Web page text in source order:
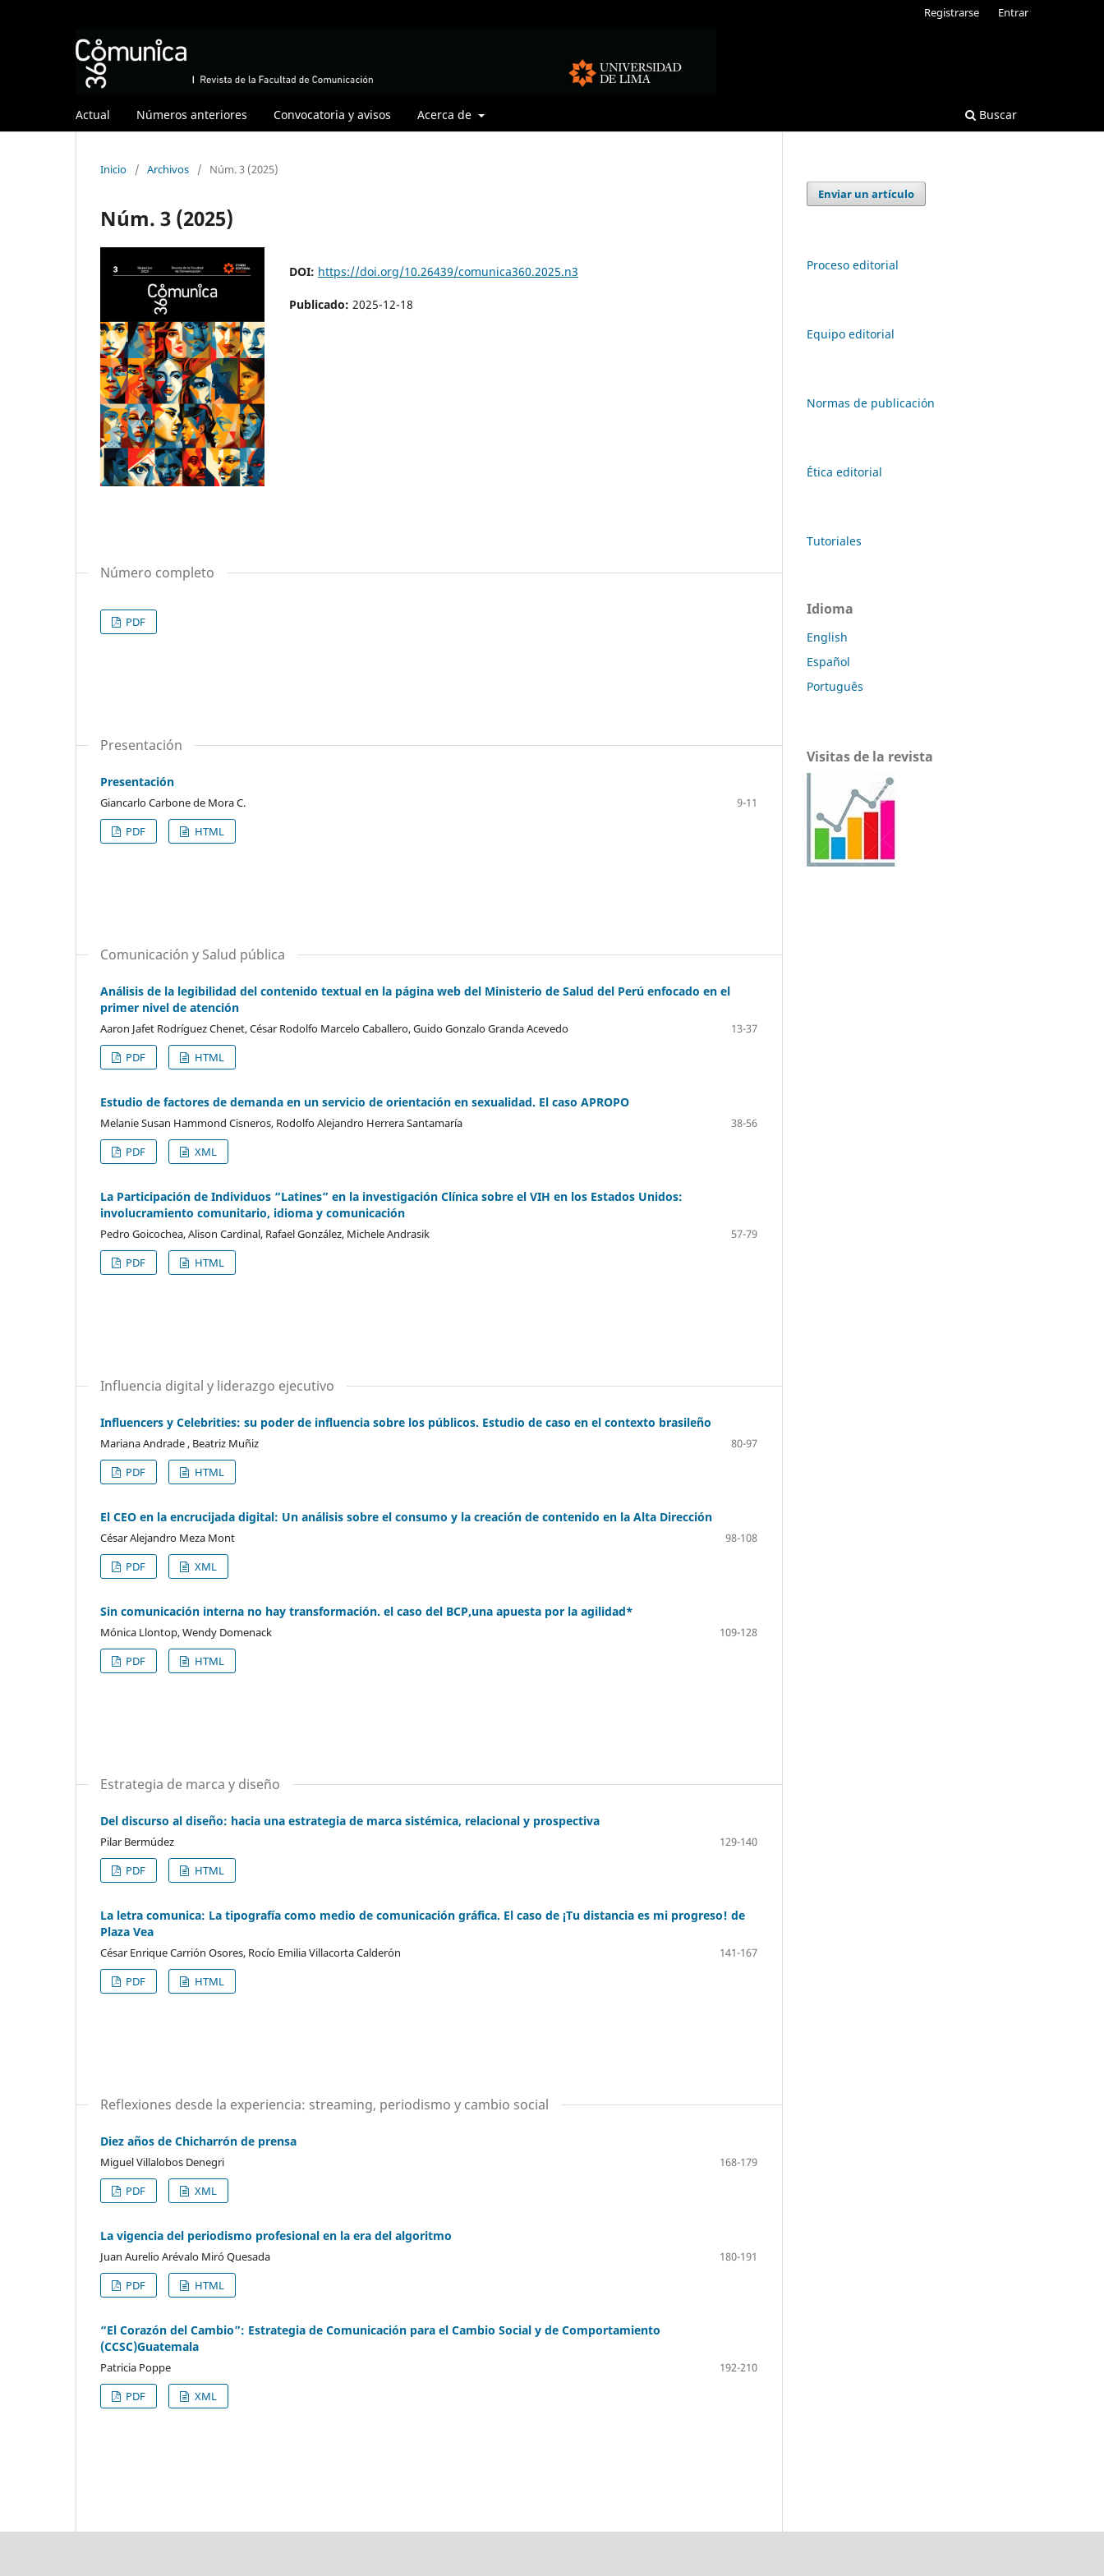
Actual Números anteriores Convocatoria y avisos Acerca de Buscar
Registrarse Entrar
Inicio / Archivos / Núm. 3 (2025)
Núm. 3 (2025)
DOI: https://doi.org/10.26439/comunica360.2025.n3
Publicado: 2025-12-18
Número completo
PDF
Presentación
Presentación
Giancarlo Carbone de Mora C.
9-11
PDF
HTML
Comunicación y Salud pública
Análisis de la legibilidad del contenido textual en la página web del Ministerio de Salud del Perú enfocado en el
primer nivel de atención
Aaron Jafet Rodríguez Chenet, César Rodolfo Marcelo Caballero, Guido Gonzalo Granda Acevedo
13-37
PDF
HTML
Estudio de factores de demanda en un servicio de orientación en sexualidad. El caso APROPO
Melanie Susan Hammond Cisneros, Rodolfo Alejandro Herrera Santamaría
38-56
PDF
XML
La Participación de Individuos “Latines” en la investigación Clínica sobre el VIH en los Estados Unidos:
involucramiento comunitario, idioma y comunicación
Pedro Goicochea, Alison Cardinal, Rafael González, Michele Andrasik
57-79
PDF
HTML
Influencia digital y liderazgo ejecutivo
Influencers y Celebrities: su poder de influencia sobre los públicos. Estudio de caso en el contexto brasileño
Mariana Andrade , Beatriz Muñiz
80-97
PDF
HTML
El CEO en la encrucijada digital: Un análisis sobre el consumo y la creación de contenido en la Alta Dirección
César Alejandro Meza Mont
98-108
PDF
XML
Sin comunicación interna no hay transformación. el caso del BCP,una apuesta por la agilidad*
Mónica Llontop, Wendy Domenack
109-128
PDF
HTML
Estrategia de marca y diseño
Del discurso al diseño: hacia una estrategia de marca sistémica, relacional y prospectiva
Pilar Bermúdez
129-140
PDF
HTML
La letra comunica: La tipografía como medio de comunicación gráfica. El caso de ¡Tu distancia es mi progreso! de
Plaza Vea
César Enrique Carrión Osores, Rocío Emilia Villacorta Calderón
141-167
PDF
HTML
Reflexiones desde la experiencia: streaming, periodismo y cambio social
Diez años de Chicharrón de prensa
Miguel Villalobos Denegri
168-179
PDF
XML
La vigencia del periodismo profesional en la era del algoritmo
Juan Aurelio Arévalo Miró Quesada
180-191
PDF
HTML
“El Corazón del Cambio”: Estrategia de Comunicación para el Cambio Social y de Comportamiento
(CCSC)Guatemala
Patricia Poppe
192-210
PDF
XML
Enviar un artículo
Proceso editorial
Equipo editorial
Normas de publicación
Ética editorial
Tutoriales
Idioma
English
Español
Português
Visitas de la revista